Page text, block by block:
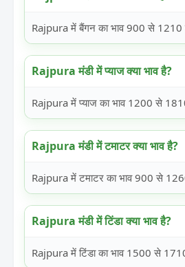
Rajpura में बैंगन का भाव 900 से 1210
Rajpura मंडी में प्याज क्या भाव है?
Rajpura में प्याज का भाव 1200 से
Rajpura मंडी में टमाटर क्या भाव है?
Rajpura में टमाटर का भाव 900 से
Rajpura मंडी में टिंडा क्या भाव है?
Rajpura में टिंडा का भाव 1500 से